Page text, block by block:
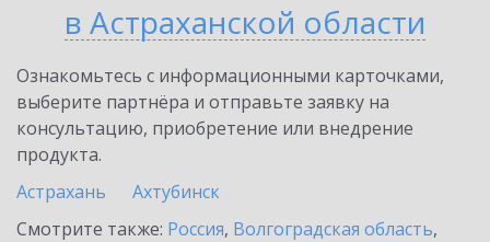
в Астраханской области
Ознакомьтесь с информационными карточками,
выберите партнёра и отправьте заявку на
консультацию, приобретение или внедрение
продукта.
Астрахань
Ахтубинск
Смотрите также: Россия, Волгоградская область,